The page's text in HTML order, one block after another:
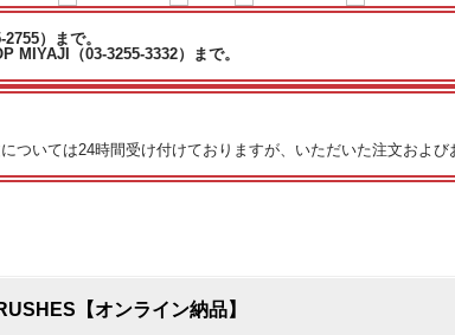
）まで。
MIYAJI（03-3255-3332）まで。
いては24時間受け付けておりますが、いただいた注文および
【オンライン納品】